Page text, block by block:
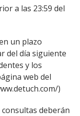
a las 23:59 del
un plazo
del día siguiente
y los
web del
)
deberán